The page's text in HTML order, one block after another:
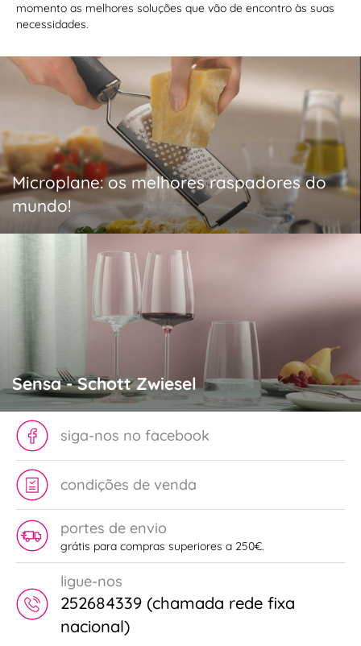
momento as melhores soluções que vão de encontro às suas
necessidades.
Microplane: os melhores raspadores do
mundo!
Sensa - Schott Zwiesel
siga-nos no facebook
condições de venda
portes de envio
grátis para compras superiores a 250€.
ligue-nos
252684339 (chamada rede fixa
nacional)